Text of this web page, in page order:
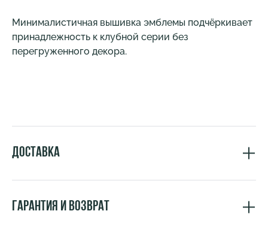
Минималистичная вышивка эмблемы подчёркивает
принадлежность к клубной серии без
перегруженного декора.
Доставка
Гарантия и возврат